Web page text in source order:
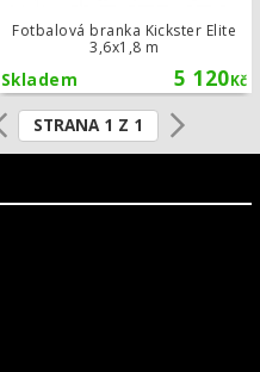
Fotbalová branka Kickster Elite
3,6x1,8 m
5 120Kč
Skladem
STRANA 1 Z 1